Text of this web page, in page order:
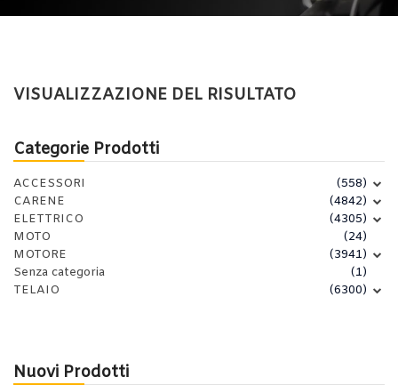
Contatti
Categorie Prodotti
ACCESSORI
(558)
CARENE
(4842)
ELETTRICO
(4305)
MOTO
(24)
MOTORE
(3941)
Senza categoria
(1)
TELAIO
(6300)
Nuovi Prodotti
VISUALIZZAZIONE DEL RISULTATO